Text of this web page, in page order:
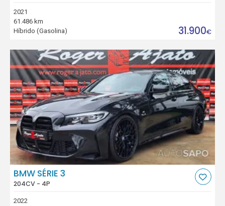
2021
61.486 km
Híbrido (Gasolina)
31.900€
BMW SÉRIE 3
204CV - 4P
2022